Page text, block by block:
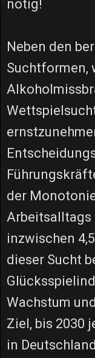
nötig!
Neben den
Suchtformen,
der
Arbeitsalltags
inzwischen
dieser Sucht
Wachstum
Ziel, bis 2030
in